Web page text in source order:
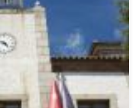
a partir de las 17:30 horas, la
de El Escorial se reunirá en
del Día incluye, entre otros
a instancia del grupo municipal
[…]